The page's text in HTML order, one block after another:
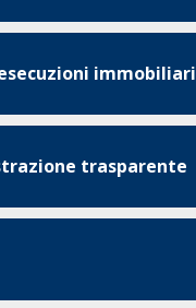
immobiliari
trasparente